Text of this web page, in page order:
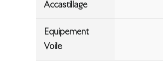
Accastillage
Equipement
Voile